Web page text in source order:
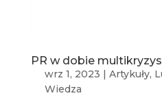
PR w dobie
wrz 1, 2023 | Artykuły,
Wiedza